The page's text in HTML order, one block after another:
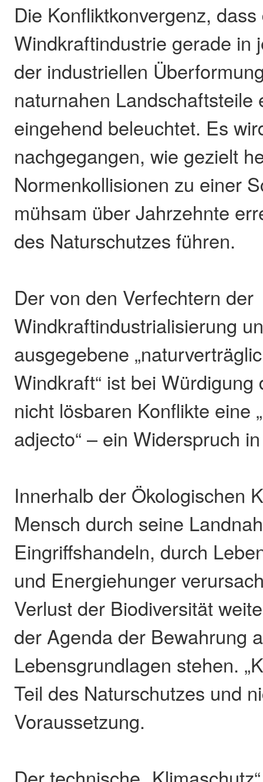
Die Konfliktkonvergenz, dass
Windkraftindustrie gerade in
der industriellen
naturnahen Landschaftsteile
eingehend beleuchtet. Es
nachgegangen, wie gezielt
Normenkollisionen zu einer
mühsam über Jahrzehnte
des Naturschutzes führen.
Der von den Verfechtern der
Windkraftindustrialisierung
ausgegebene
Windkraft“ ist bei
nicht lösbaren Konflikte eine
adjecto“ – ein Widerspruch
Innerhalb der Ökologischen
Mensch durch seine
Eingriffshandeln, durch
und Energiehunger
Verlust der Biodiversität
der Agenda der Bewahrung
Lebensgrundlagen stehen.
Teil des Naturschutzes und
Voraussetzung.